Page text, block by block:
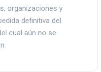
organizaciones y
definitiva del
cual aún no se